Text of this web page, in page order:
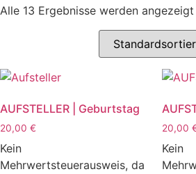
Alle 13 Ergebnisse werden angezeigt
AUFSTELLER | Geburtstag
20,00 €
Kein
Mehrwertsteuerausweis, da
20,00
Kein